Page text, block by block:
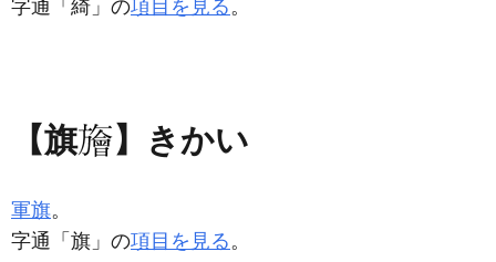
字通「綺」の項目を見る。
【旗 】きかい
軍旗。
字通「旗」の項目を見る。